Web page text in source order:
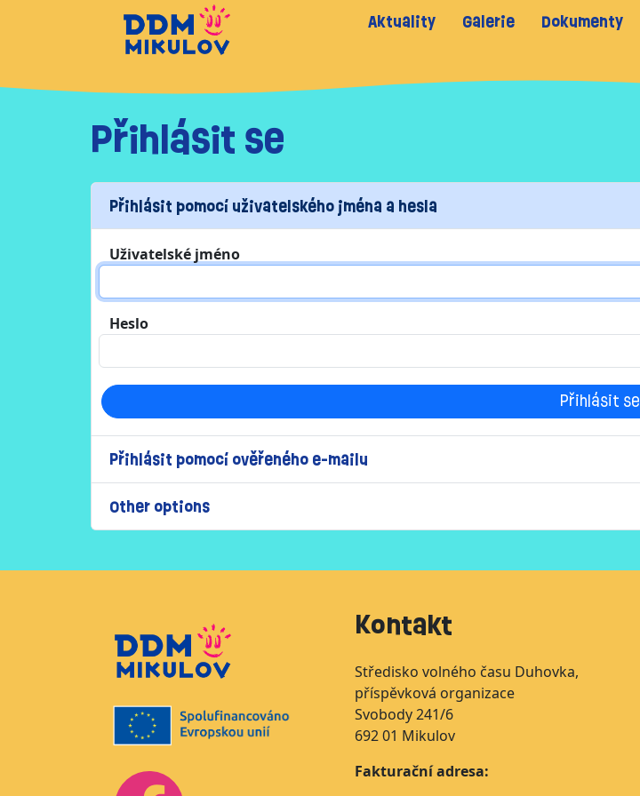
Aktuality Galerie Dokumenty
Přihlásit se
Přihlásit pomocí uživatelského jména a hesla
Uživatelské jméno
Heslo
Přihlásit se
Přihlásit pomocí ověřeného e-mailu
Other options
Kontakt
Středisko volného času Duhovka,
příspěvková organizace
Svobody 241/6
692 01 Mikulov
Fakturační adresa: